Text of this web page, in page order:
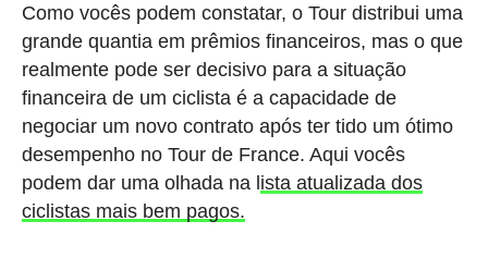
Como vocês podem constatar, o Tour distribui uma
grande quantia em prêmios financeiros, mas o que
realmente pode ser decisivo para a situação
financeira de um ciclista é a capacidade de
negociar um novo contrato após ter tido um ótimo
desempenho no Tour de France. Aqui vocês
podem dar uma olhada na lista atualizada dos
ciclistas mais bem pagos.